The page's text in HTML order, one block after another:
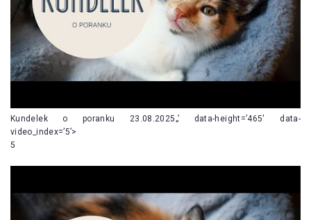
Kundelek o poranku 23.08.2025„’ data-height=’465′ data-
video_index=’5’>
5